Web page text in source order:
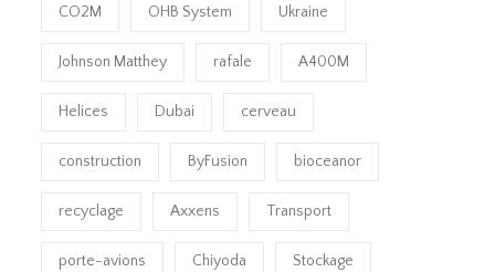
CO2M OHB System Ukraine
Johnson Matthey rafale A400M
Helices Dubai cerveau
construction ByFusion bioceanor
recyclage Axxens Transport
porte-avions Chiyoda Stockage